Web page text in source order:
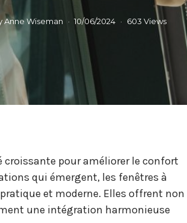
Anne Wiseman 10/06/2024 603 Views
pour améliorer le confort
qui émergent, les fenêtres à
et moderne. Elles offrent non
une intégration harmonieuse